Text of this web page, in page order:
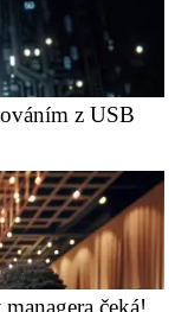
z USB
čeká!